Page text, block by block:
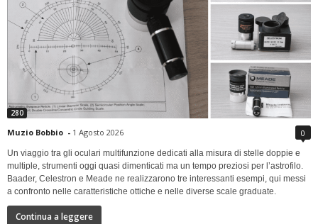
280
Muzio Bobbio - 1 Agosto 2026 0
Un viaggio tra gli oculari multifunzione dedicati alla misura di stelle doppie e
multiple, strumenti oggi quasi dimenticati ma un tempo preziosi per l’astrofilo.
Baader, Celestron e Meade ne realizzarono tre interessanti esempi, qui messi
a confronto nelle caratteristiche ottiche e nelle diverse scale graduate.
Continua a leggere